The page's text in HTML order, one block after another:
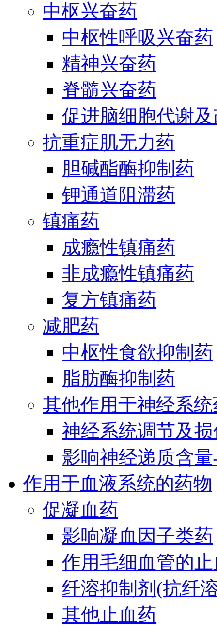
中枢兴奋药
中枢性呼吸兴奋药
精神兴奋药
脊髓兴奋药
促进脑细胞代谢
抗重症肌无力药
胆碱酯酶抑制药
钾通道阻滞药
镇痛药
成瘾性镇痛药
非成瘾性镇痛药
复方镇痛药
减肥药
中枢性食欲抑制药
脂肪酶抑制药
其他作用于神经系统
神经系统调节及
影响神经递质含
作用于血液系统的药物
促凝血药
影响凝血因子类药
作用毛细血管的
纤溶抑制剂(抗纤
其他止血药